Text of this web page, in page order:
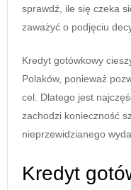
sprawdź, ile się czeka
zaważyć o podjęciu
Kredyt gotówkowy
Polaków, ponieważ
cel. Dlatego jest
zachodzi konieczność
nieprzewidzianego
Kredyt